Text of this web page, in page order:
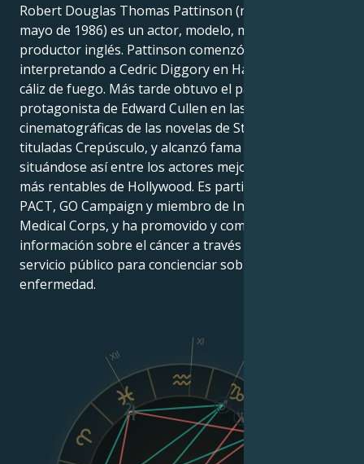
Robert Douglas Thomas Pattinson (nacido el 13 de
mayo de 1986) es un actor, modelo, músico y
productor inglés. Pattinson comenzó su carrera
interpretando a Cedric Diggory en Harry Potter y el
cáliz de fuego. Más tarde obtuvo el papel
protagonista de Edward Cullen en las adaptaciones
cinematográficas de las novelas de Stephenie Meyer
tituladas Crepúsculo, y alcanzó fama mundial,
situándose así entre los actores mejor pagados y
más rentables de Hollywood. Es partidario de ECPAT,
PACT, GO Campaign y miembro de International
Medical Corps, y ha promovido y compartido
información sobre el cáncer a través de anuncios de
servicio público para concienciar sobre la
enfermedad.
XI
XII